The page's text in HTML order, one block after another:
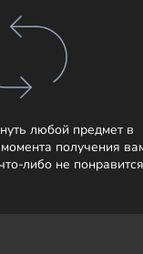
любой предмет в
получения
либо не